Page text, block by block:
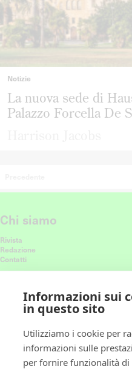
Notizie
La nuova sede di
Palazzo Forcella De
Chi siamo
Rivista
Redazione
Contatti
Connettiti con noi
Ricevi le nostre ultime storie nel feed
Policy
Informazioni sui
in questo sito
Utilizziamo i cookie per
informazioni sulle
per fornire funzionalità di